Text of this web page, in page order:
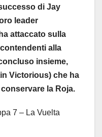
di Jay
leader
attaccato sulla
alla
insieme,
Victorious) che ha
la Roja.
7 – La Vuelta